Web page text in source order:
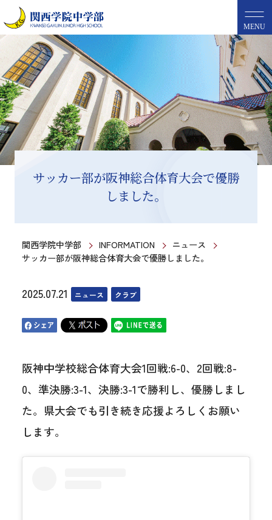
MENU
サッカー部が阪神総合体育大会で優勝
しました。
関西学院中学部 INFORMATION
ニュース
サッカー部が阪神総合体育大会で優勝しました。
2025.07.21 ニュース クラブ
阪神中学校総合体育大会1回戦:6-0、2回戦:8-
0、準決勝:3-1、決勝:3-1で勝利し、優勝しまし
た。県大会でも引き続き応援よろしくお願い
します。